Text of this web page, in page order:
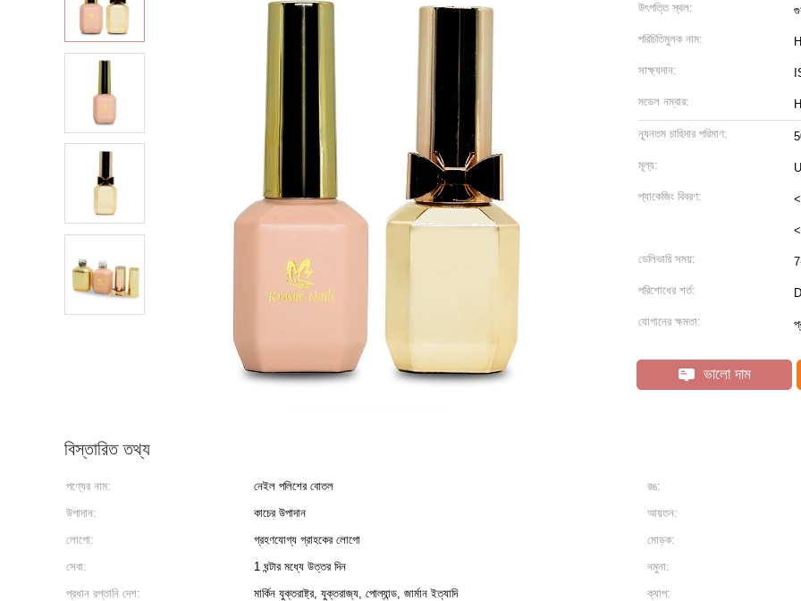
উৎপত্তি স্থল:
পরিচিতিমুলক নাম:
সাক্ষ্যদান:
মডেল নম্বার:
ন্যূনতম চাহিদার পরিমাণ:
মূল্য:
প্যাকেজিং বিবরণ:
ডেলিভারি সময়:
পরিশোধের শর্ত:
যোগানের ক্ষমতা:
ভালো দাম
বিস্তারিত তথ্য
পণ্যের নাম: নেইল পলিশের বোতল
রঙ:
উপাদান:
কাচের উপাদান
আয়তন:
লোগো:
গ্রহণযোগ্য গ্রাহকের লোগো
মোড়ক:
সেবা:
1 ঘন্টার মধ্যে উত্তর দিন
নমুনা:
প্রধান রপ্তানি দেশ:
মার্কিন যুক্তরাষ্ট্র, যুক্তরাজ্য, পোল্যান্ড, জার্মান ইত্যাদি
ক্যাপ: